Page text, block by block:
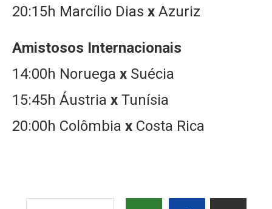
20:15h Marcílio Dias x Azuriz
Amistosos Internacionais
14:00h Noruega x Suécia
15:45h Áustria x Tunísia
20:00h Colômbia x Costa Rica